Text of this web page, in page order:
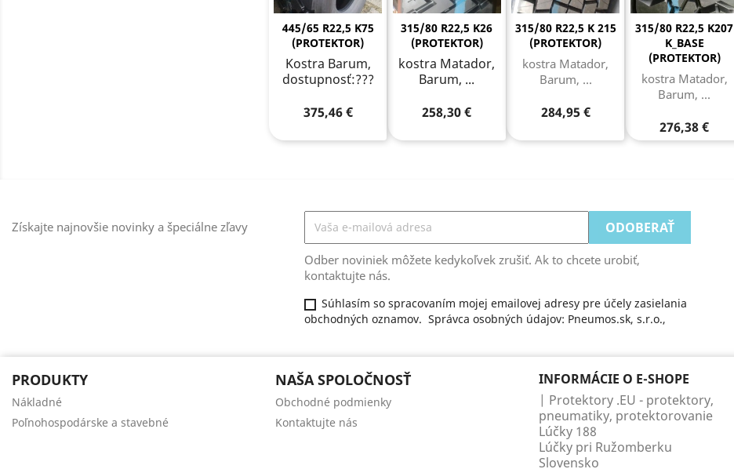
445/65 R22,5 K75
(PROTEKTOR)
Kostra Barum,
dostupnosť:???
375,46 €
315/80 R22,5 K26
(PROTEKTOR)
kostra Matador,
Barum, ...
258,30 €
315/80 R22,5 K 215
(PROTEKTOR)
kostra Matador,
Barum, ...
284,95 €
315/80 R22,5 K207
K_BASE
(PROTEKTOR)
kostra Matador,
Barum, ...
276,38 €
Získajte najnovšie novinky a špeciálne zľavy
Odber noviniek môžete kedykoľvek zrušiť. Ak to chcete urobiť,
kontaktujte nás.
Súhlasím so spracovaním mojej emailovej adresy pre účely zasielania
obchodných oznamov. Správca osobných údajov: Pneumos.sk, s.r.o.,
PRODUKTY
Nákladné
Poľnohospodárske a stavebné
NAŠA SPOLOČNOSŤ
Obchodné podmienky
Kontaktujte nás
INFORMÁCIE O E-SHOPE
| Protektory .EU - protektory,
pneumatiky, protektorovanie
Lúčky 188
Lúčky pri Ružomberku
Slovensko